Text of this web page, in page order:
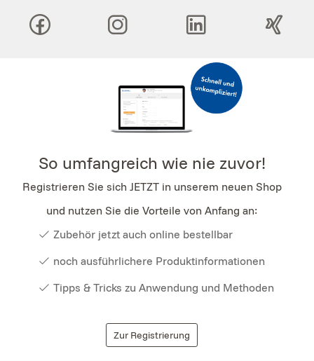
So umfangreich wie nie zuvor!
Registrieren Sie sich JETZT in unserem neuen Shop
und nutzen Sie die Vorteile von Anfang an:
Zubehör jetzt auch online bestellbar
noch ausführlichere Produktinformationen
Tipps & Tricks zu Anwendung und Methoden
Zur Registrierung